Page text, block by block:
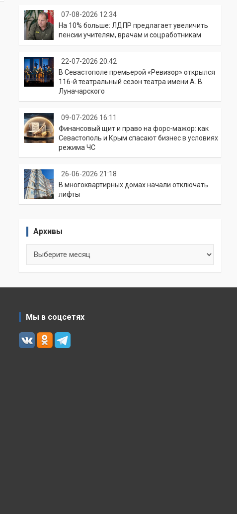
07-08-2026 12:34
На 10% больше: ЛДПР предлагает увеличить
пенсии учителям, врачам и соцработникам
22-07-2026 20:42
В Севастополе премьерой «Ревизор» открылся
116-й театральный сезон театра имени А. В.
Луначарского
09-07-2026 16:11
Финансовый щит и право на форс-мажор: как
Севастополь и Крым спасают бизнес в условиях
режима ЧС
26-06-2026 21:18
В многоквартирных домах начали отключать
лифты
Архивы
Мы в соцсетях